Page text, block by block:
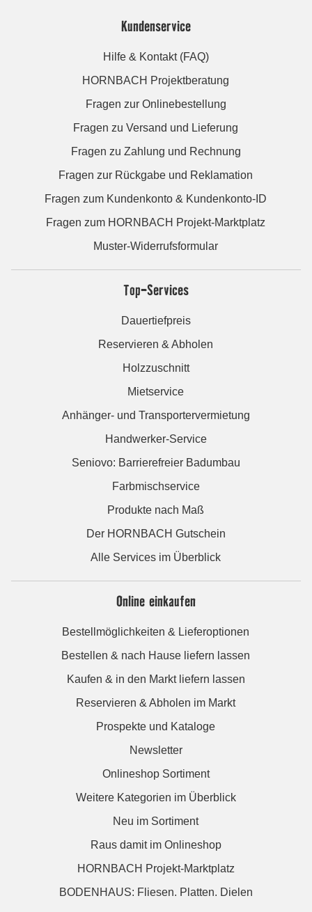
Kundenservice
Hilfe & Kontakt (FAQ)
HORNBACH Projektberatung
Fragen zur Onlinebestellung
Fragen zu Versand und Lieferung
Fragen zu Zahlung und Rechnung
Fragen zur Rückgabe und Reklamation
Fragen zum Kundenkonto & Kundenkonto-ID
Fragen zum HORNBACH Projekt-Marktplatz
Muster-Widerrufsformular
Top-Services
Dauertiefpreis
Reservieren & Abholen
Holzzuschnitt
Mietservice
Anhänger- und Transportervermietung
Handwerker-Service
Seniovo: Barrierefreier Badumbau
Farbmischservice
Produkte nach Maß
Der HORNBACH Gutschein
Alle Services im Überblick
Online einkaufen
Bestellmöglichkeiten & Lieferoptionen
Bestellen & nach Hause liefern lassen
Kaufen & in den Markt liefern lassen
Reservieren & Abholen im Markt
Prospekte und Kataloge
Newsletter
Onlineshop Sortiment
Weitere Kategorien im Überblick
Neu im Sortiment
Raus damit im Onlineshop
HORNBACH Projekt-Marktplatz
BODENHAUS: Fliesen. Platten. Dielen